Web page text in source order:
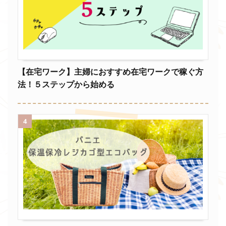
【在宅ワーク】主婦におすすめ在宅ワークで稼ぐ方
法！５ステップから始める
4